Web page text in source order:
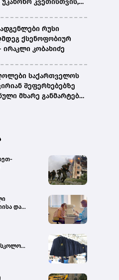
უკანონო კვეთისთვის,
რუსი
ქსენოფობიურ
ირაკლი კობახიძე
საქართველოს
შეფერხებებზე
მხარე განმარტებას
და